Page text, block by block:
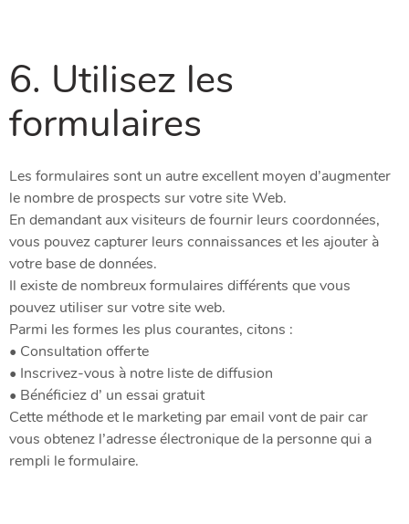
6. Utilisez les
formulaires
Les formulaires sont un autre excellent moyen d’augmenter
le nombre de prospects sur votre site Web.
En demandant aux visiteurs de fournir leurs coordonnées,
vous pouvez capturer leurs connaissances et les ajouter à
votre base de données.
Il existe de nombreux formulaires différents que vous
pouvez utiliser sur votre site web.
Parmi les formes les plus courantes, citons :
• Consultation offerte
• Inscrivez-vous à notre liste de diffusion
• Bénéficiez d’ un essai gratuit
Cette méthode et le marketing par email vont de pair car
vous obtenez l’adresse électronique de la personne qui a
rempli le formulaire.